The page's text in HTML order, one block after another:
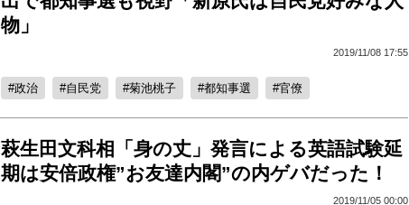
物」
2019/11/08 17:55
政治 自民党 菊池桃子 都知事選 官僚
萩生田文科相「身の丈」発言による英語試験延
期は安倍政権”お友達内閣”の内ゲバだった！
2019/11/05 00:00